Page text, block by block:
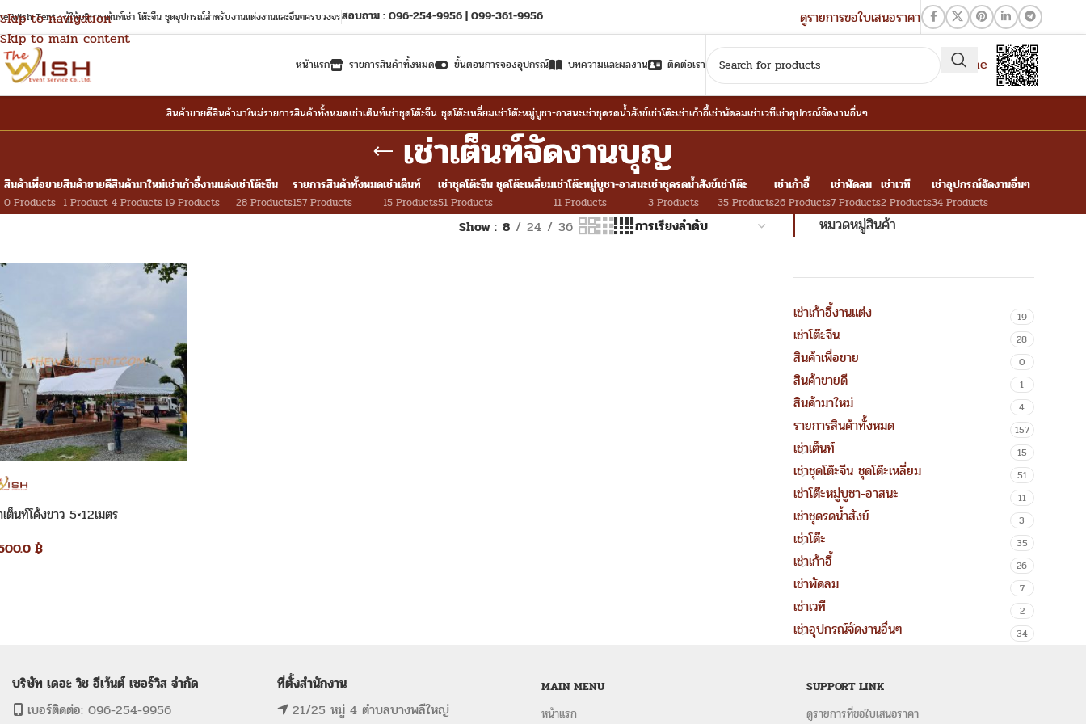
Skip to navigation
Skip to main content
Wish Tent : ผู้ให้บริการเต้นท์เช่า โต๊ะจีน ชุดอุปกรณ์สำหรับงานแต่งงานและอื่นๆครบวงจรสอบถาม : 096-254-9956 | 099-361-9956 ดูรายการขอใบเสนอราคา
หน้าแรก รายการสินค้าทั้งหมด ขั้นตอนการจองอุปกรณ์ บทความและผลงาน ติดต่อเรา QR-Line
สินค้าขายดีสินค้ามาใหม่รายการสินค้าทั้งหมดเช่าเต็นท์เช่าชุดโต๊ะจีน ชุดโต๊ะเหลี่ยมเช่าโต๊ะหมู่บูชา-อาสนะเช่าชุดรดน้ำสังข์เช่าโต๊ะเช่าเก้าอี้เช่าพัดลมเช่าเวทีเช่าอุปกรณ์จัดงานอื่นๆ
เช่าเต็นท์จัดงานบุญ
สินค้าเพื่อขาย
0 Products
สินค้าขายดี
1 Product
สินค้ามาใหม่
4 Products
เช่าเก้าอี้งานแต่ง
19 Products
เช่าโต๊ะจีน
28 Products
รายการสินค้าทั้งหมด
157 Products
เช่าเต็นท์
15 Products
เช่าชุดโต๊ะจีน ชุดโต๊ะเหลี่ยม
51 Products
เช่าโต๊ะหมู่บูชา-อาสนะ
11 Products
เช่าชุดรดน้ำสังข์
3 Products
เช่าโต๊ะ
35 Products
เช่าเก้าอี้
26 Products
เช่าพัดลม
7 Products
เช่าเวที
2 Products
เช่าอุปกรณ์จัดงานอื่นๆ
34 Products
Show 8 24 36
เต็นท์โค้งขาว 5×12เมตร
฿
หมวดหมู่สินค้า
เช่าเก้าอี้งานแต่ง 19
เช่าโต๊ะจีน 28
สินค้าเพื่อขาย 0
สินค้าขายดี 1
สินค้ามาใหม่ 4
รายการสินค้าทั้งหมด 157
เช่าเต็นท์ 15
เช่าชุดโต๊ะจีน ชุดโต๊ะเหลี่ยม 51
เช่าโต๊ะหมู่บูชา-อาสนะ 11
เช่าชุดรดน้ำสังข์ 3
เช่าโต๊ะ 35
เช่าเก้าอี้ 26
เช่าพัดลม 7
เช่าเวที 2
เช่าอุปกรณ์จัดงานอื่นๆ 34
บริษัท เดอะ วิช อีเว้นต์ เซอร์วิส จำกัด
เบอร์ติดต่อ: 096-254-9956
ที่ตั้งสำนักงาน
21/25 หมู่ 4 ตำบลบางพลีใหญ่
MAIN MENU
หน้าแรก
SUPPORT LINK
ดูรายการที่ขอใบเสนอราคา